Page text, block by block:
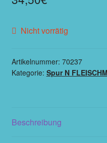
Nicht vorrätig
Artikelnummer: 70237
Kategorie: Spur N
Beschreibung